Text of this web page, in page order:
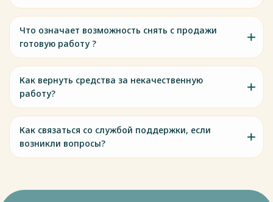
Что означает возможность снять с продажи
готовую работу ?
Как вернуть средства за некачественную
работу?
Как связаться со службой поддержки, если
возникли вопросы?